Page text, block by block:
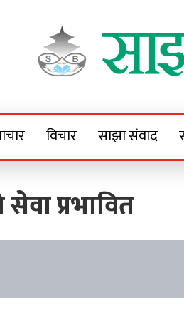
Sajha
विचार साझा संवाद
सेवा प्रभावित